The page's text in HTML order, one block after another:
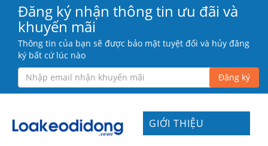
Đăng ký nhận thông tin ưu đãi và
khuyến mãi
Thông tin của bạn sẽ được bảo mật tuyệt đối và hủy đăng
ký bất cứ lúc nào
Đăng ký
GIỚI THIỆU